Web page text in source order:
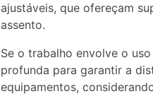
ajustáveis, que ofereçam
assento.
Se o trabalho envolve o
profunda para garantir a
equipamentos,